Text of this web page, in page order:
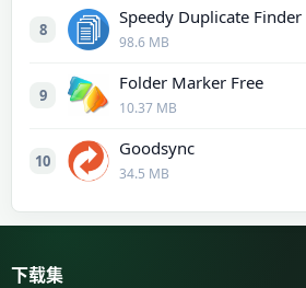
8
Speedy Duplicate Finder
98.6 MB
9
Folder Marker Free
10.37 MB
10
Goodsync
34.5 MB
下载集